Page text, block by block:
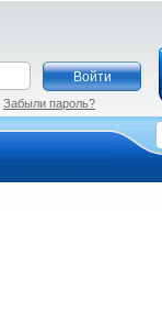
Забыли пароль?